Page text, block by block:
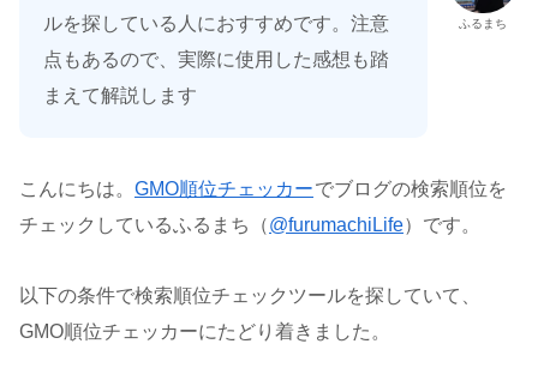
ふるまち
ルを探している人におすすめです。注意
点もあるので、実際に使用した感想も踏
まえて解説します
こんにちは。 GMO順位チェッカーでブログの検索順位を
チェックしているふるまち（@furumachiLife）です。
以下の条件で検索順位チェックツールを探していて、
GMO順位チェッカーにたどり着きました。